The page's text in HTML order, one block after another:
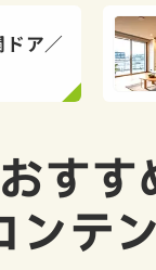
ドア／
おすす
ンテ